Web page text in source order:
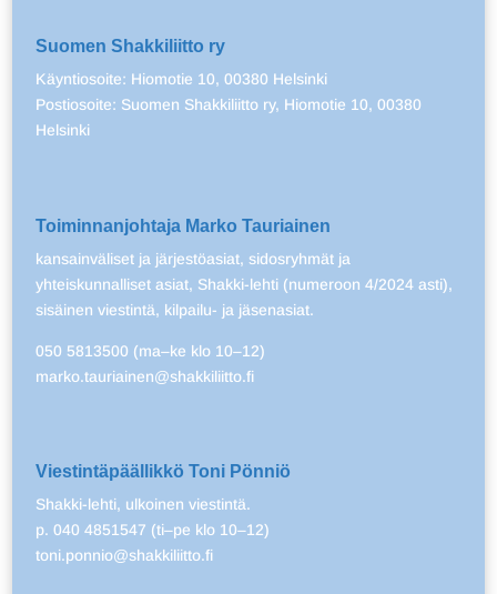
Suomen Shakkiliitto ry
Käyntiosoite: Hiomotie 10, 00380 Helsinki
Postiosoite: Suomen Shakkiliitto ry, Hiomotie 10, 00380
Helsinki
Toiminnanjohtaja Marko Tauriainen
kansainväliset ja järjestöasiat, sidosryhmät ja
yhteiskunnalliset asiat, Shakki-lehti (numeroon 4/2024 asti),
sisäinen viestintä, kilpailu- ja jäsenasiat.
050 5813500 (ma–ke klo 10–12)
marko.tauriainen@shakkiliitto.fi
Viestintäpäällikkö Toni Pönniö
Shakki-lehti, ulkoinen viestintä.
p. 040 4851547 (ti–pe klo 10–12)
toni.ponnio@shakkiliitto.fi